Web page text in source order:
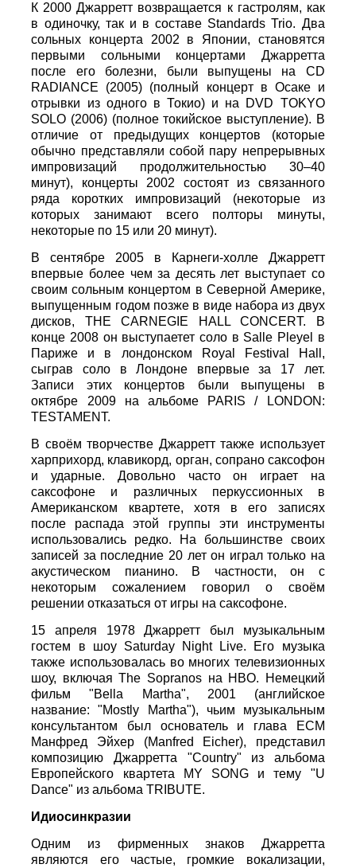
К 2000 Джарретт возвращается к гастролям, как
в одиночку, так и в составе Standards Trio. Два
сольных концерта 2002 в Японии, становятся
первыми сольными концертами Джарретта
после его болезни, были выпущены на CD
RADIANCE (2005) (полный концерт в Осаке и
отрывки из одного в Токио) и на DVD TOKYO
SOLO (2006) (полное токийское выступление). В
отличие от предыдущих концертов (которые
обычно представляли собой пару непрерывных
импровизаций продолжительностью 30–40
минут), концерты 2002 состоят из связанного
ряда коротких импровизаций (некоторые из
которых занимают всего полторы минуты,
некоторые по 15 или 20 минут).
В сентябре 2005 в Карнеги-холле Джарретт
впервые более чем за десять лет выступает со
своим сольным концертом в Северной Америке,
выпущенным годом позже в виде набора из двух
дисков, THE CARNEGIE HALL CONCERT. В
конце 2008 он выступаетет соло в Salle Pleyel в
Париже и в лондонском Royal Festival Hall,
сыграв соло в Лондоне впервые за 17 лет.
Записи этих концертов были выпущены в
октябре 2009 на альбоме PARIS / LONDON:
TESTAMENT.
В своём творчестве Джарретт также использует
харприхорд, клавикорд, орган, сопрано саксофон
и ударные. Довольно часто он играет на
саксофоне и различных перкуссионных в
Американском квартете, хотя в его записях
после распада этой группы эти инструменты
использовались редко. На большинстве своих
записей за последние 20 лет он играл только на
акустическом пианино. В частности, он с
некоторым сожалением говорил о своём
решении отказаться от игры на саксофоне.
15 апреля 1978 Джарретт был музыкальным
гостем в шоу Saturday Night Live. Его музыка
также использовалась во многих телевизионных
шоу, включая The Sopranos на HBO. Немецкий
фильм "Bella Martha", 2001 (английское
название: "Mostly Martha"), чьим музыкальным
консультантом был основатель и глава ECM
Манфред Эйхер (Manfred Eicher), представил
композицию Джарретта "Country" из альбома
Европейского квартета MY SONG и тему "U
Dance" из альбома TRIBUTE.
Идиосинкразии
Одним из фирменных знаков Джарретта
являются его частые, громкие вокализации,